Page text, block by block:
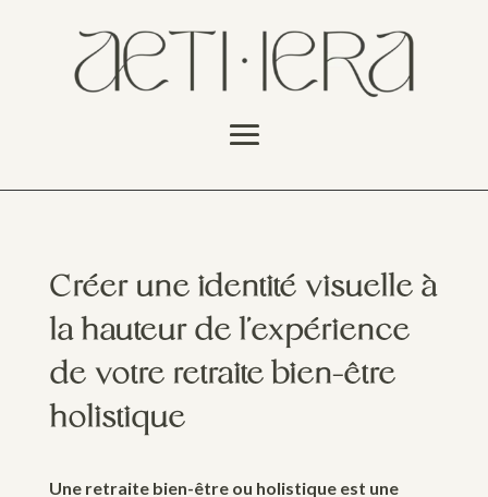
Créer une identité visuelle à
la hauteur de l’expérience
de votre retraite bien-être
holistique
Une retraite bien-être ou holistique est une